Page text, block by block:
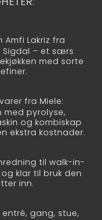
Amfi Lakriz fra
– et særs
med sorte
fra Miele:
med pyrolyse,
og kombiskap
ekstra kostnader.
til walk-in-
klar til bruk den
inn.
gang, stue,